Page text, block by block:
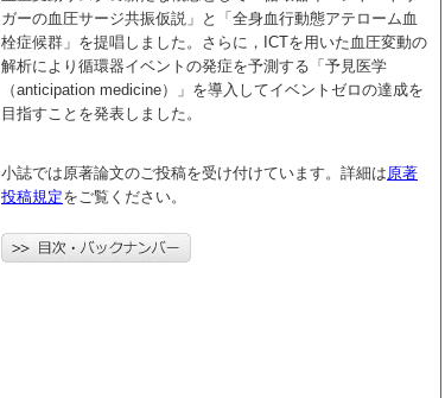
ガーの血圧サージ共振仮説」と「全身血行動態アテローム血
栓症候群」を提唱しました。さらに，ICTを用いた血圧変動の
解析により循環器イベントの発症を予測する「予見医学
（anticipation medicine）」を導入してイベントゼロの達成を
目指すことを発表しました。
小誌では原著論文のご投稿を受け付けています。詳細は原著
投稿規定をご覧ください。